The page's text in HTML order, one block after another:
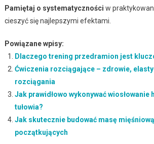
Pamiętaj o systematyczności w
cieszyć się najlepszymi efektami.
Powiązane wpisy:
Dlaczego trening przedramion jest
Ćwiczenia rozciągające – zdrowie,
rozciągania
Jak prawidłowo wykonywać wiosłowanie
tułowia?
Jak skutecznie budować masę
początkujących